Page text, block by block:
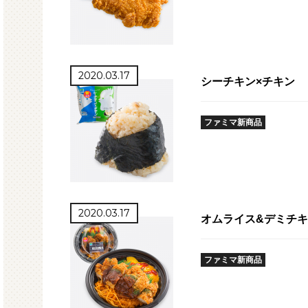
2020.03.17 シーチキン×チキン
ファミマ新商品
2020.03.17 オムライス&デミチ
ファミマ新商品